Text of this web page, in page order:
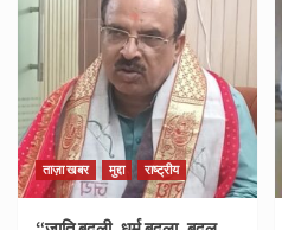
ताज़ा खबर मुद्दा राष्ट्रीय